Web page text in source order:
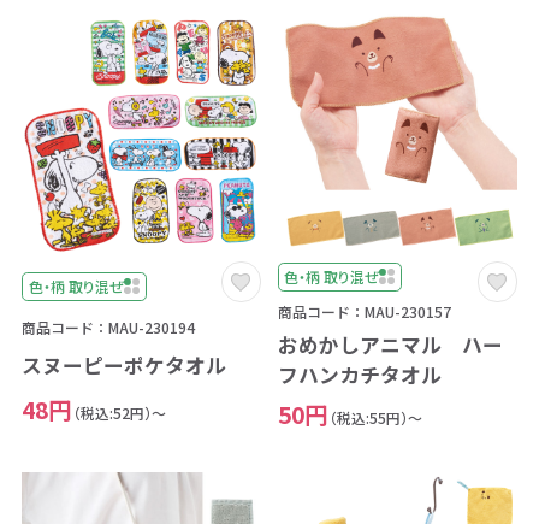
色・柄 取り混ぜ
商品コード：MAU-230194
スヌーピーポケタオル
48円 （税込:52円）～
色・柄 取り混ぜ
商品コード：MAU-230157
おめかしアニマル ハー
フハンカチタオル
50円 （税込:55円）～